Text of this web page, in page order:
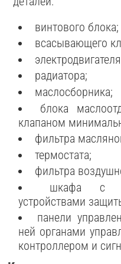
винтового блока;
всасывающего
радиатора;
маслосборника;
блока
клапаном
фильтра
термостата;
фильтра
шкафа с
устройствами
панели
ней органами
контроллером и